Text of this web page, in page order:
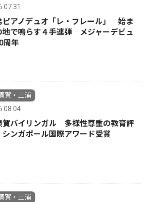
ピアノデュオ「レ・フレール」 始ま
地で鳴らす４手連弾 メジャーデビュ
周年
賀・三浦
賀バイリンガル 多様性尊重の教育評
ンガポール国際アワード受賞
賀・三浦